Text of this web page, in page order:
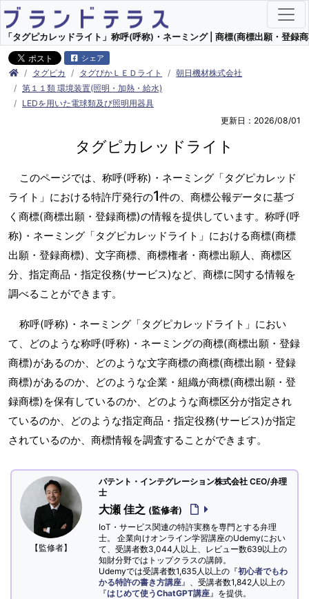
「タグピカレッドライト」称呼(呼称)・ネーミング | 商標(商標出願・登録
シェア
タグピカ タグぴかＬＥＤライト
朝日機材株式会社
第１１類 環境装置(照明・加熱・給水)
LEDを用いた電球類及び照明用器具
更新日：2026/08/01
タグピカレッドライト
このページでは、称呼(呼称)・ネーミング「タグピカレッド
ライト」における特許庁発行の1件の、商標公報データに基づ
く商標(商標出願・登録商標)の情報を提供しています。称呼(呼
称)・ネーミング「タグピカレッドライト」における商標(商標
出願・登録商標)、文字商標、商標権者・商標出願人、商標区
分、指定商品・指定役務(サービス)など、商標に関する情報を
調べることができます。
称呼(呼称)・ネーミング「タグピカレッドライト」におい
て、どのような称呼(呼称)・ネーミングの商標(商標出願・登録
商標)があるのか、どのような文字商標の商標(商標出願・登録
商標)があるのか、どのような企業・組織が商標(商標出願・登
録商標)を保有しているのか、どのような商標区分が指定され
ているのか、どのような指定商品・指定役務(サービス)が指定
されているのか、商標情報を調査することができます。
【監修者】
パテント・インテグレーション株式会社 CEO/弁理
士
大瀬 佳之 (監修者)
IoT・サービス関連の特許実務を専門とする弁理
士。 企業向けオンライン学習講座のUdemyにおい
て、受講者数3,044人以上、レビュー数639以上の
知財分野ではトップクラスの講師。
Udemyでは受講者数1,635人以上の『初心者でもわ
かる特許の書き方講座 』、受講者数1,842人以上の
『はじめて使うChatGPT講座 』を提供。